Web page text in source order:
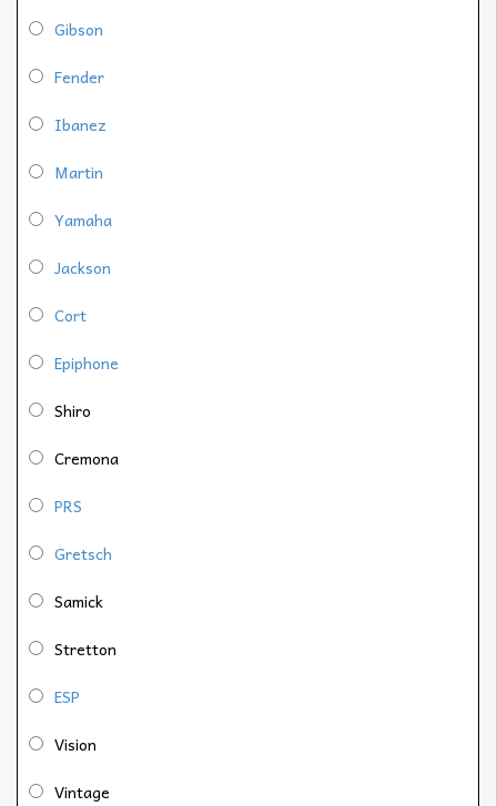
Gibson
Fender
Ibanez
Martin
Yamaha
Jackson
Cort
Epiphone
Shiro
Cremona
PRS
Gretsch
Samick
Stretton
ESP
Vision
Vintage